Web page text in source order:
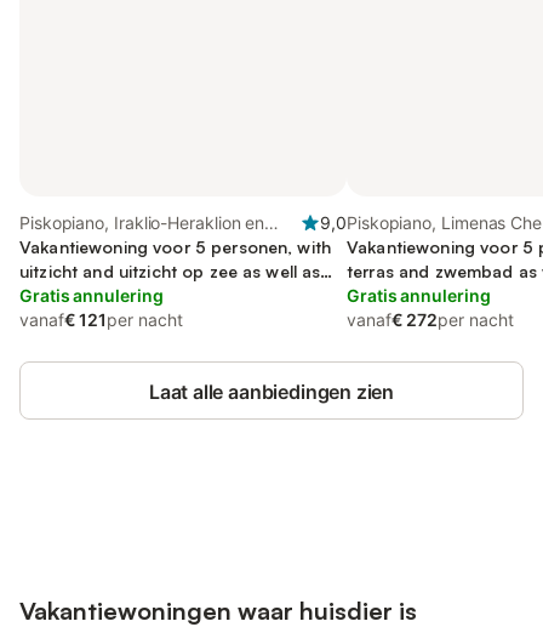
Piskopiano, Iraklio-Heraklion en
omgeving
9,0
Vakantiewoning voor 5 personen, with
uitzicht and uitzicht op zee as well as
tuin, met huisdier
Gratis annulering
vanaf€ 121per nacht
Piskopiano, Limenas
Vakantiewoning voor 5
terras and zwembad as
Gratis annulering
vanaf€ 272per nacht
Laat alle aanbiedingen zien
Vakantiewoningen waar huisdier is